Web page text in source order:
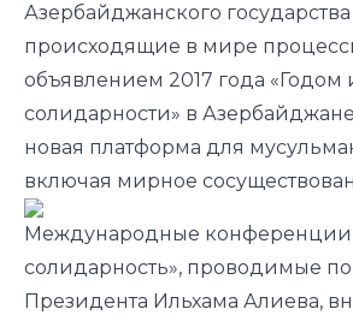
Азербайджанского государства
происходящие в мире
объявлением 2017 года «Годом
солидарности» в
новая платформа для
включая мирное
Международные конференции
солидарность», проводимые
Президента Ильхама Алиева,